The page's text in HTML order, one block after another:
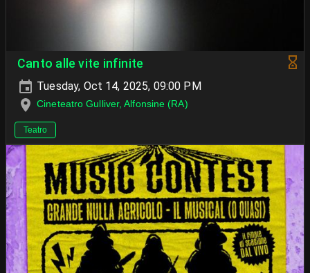
Canto alle vite infinite
Tuesday, Oct 14, 2025, 09:00 PM
Cineteatro Gulliver, Alfonsine (RA)
Teatro